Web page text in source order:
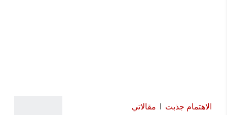
الاهتمام جذبت مقالاتي